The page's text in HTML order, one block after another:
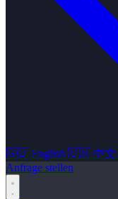
🇬🇧 English 🇨🇳 中文
Anfrage stellen